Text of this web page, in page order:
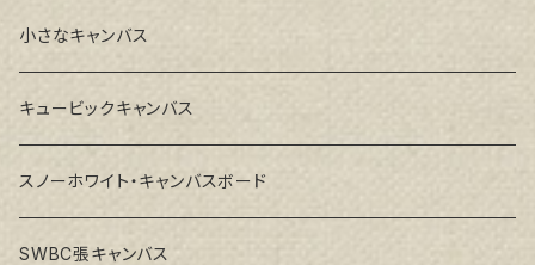
小さなキャンバス
キュービックキャンバス
スノーホワイト・キャンバスボード
SWBC張キャンバス